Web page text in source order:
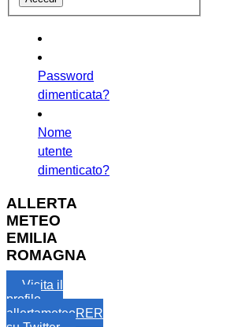
Password
dimenticata?
Nome
utente
dimenticato?
ALLERTA
METEO
EMILIA
ROMAGNA
Visita il
profilo
allertameteoRER